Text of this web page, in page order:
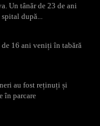
Un tânăr de 23 de ani
după...
16 ani veniți în tabără
au fost reținuți și
în parcare